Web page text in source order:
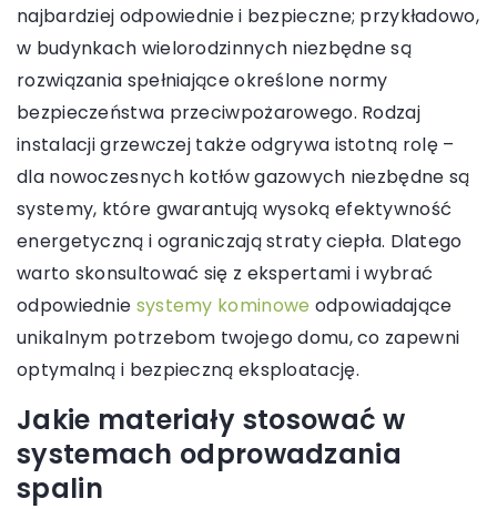
najbardziej odpowiednie i bezpieczne; przykładowo,
w budynkach wielorodzinnych niezbędne są
rozwiązania spełniające określone normy
bezpieczeństwa przeciwpożarowego. Rodzaj
instalacji grzewczej także odgrywa istotną rolę –
dla nowoczesnych kotłów gazowych niezbędne są
systemy, które gwarantują wysoką efektywność
energetyczną i ograniczają straty ciepła. Dlatego
warto skonsultować się z ekspertami i wybrać
odpowiednie systemy kominowe odpowiadające
unikalnym potrzebom twojego domu, co zapewni
optymalną i bezpieczną eksploatację.
Jakie materiały stosować w
systemach odprowadzania
spalin